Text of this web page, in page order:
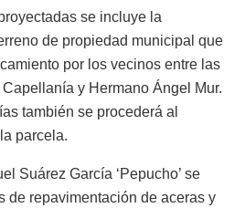
se incluye la
de propiedad municipal que
por los vecinos entre las
y Hermano Ángel Mur.
también se procederá al
parcela.
Suárez García ‘Pepucho’ se
de repavimentación de aceras y